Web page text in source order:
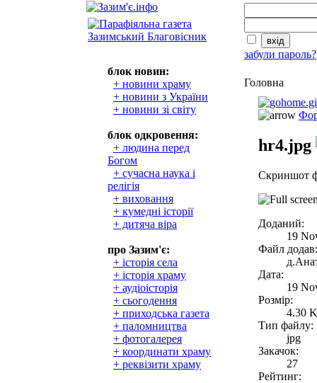
блок новин:
+ новини храму
+ новини з України
+ новини зі світу
блок одкровення:
+ людина перед
Богом
+ сучасна наука і
релігія
+ виховання
+ кумедні історії
+ дитяча віра
про Зазим'є:
+ історія села
+ історія храму
+ аудіоісторія
+ сьогодення
+ приходська газета
+ паломництва
+ фотогалерея
+ координати храму
+ реквізити храму
забули пароль?
Головна
hr4.jpg
Скриншот
Доданий:
19
Файл додав:
Дата:
19
Розмір:
4.30
Тип файлу:
jpg
Закачок:
27
Рейтинг: